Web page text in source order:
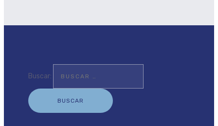
Buscar: